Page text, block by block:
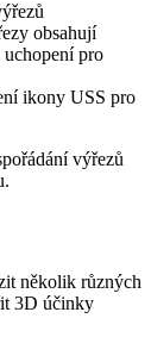
obsahují
uchopení pro
ikony USS pro
výřezů
několik různých
3D účinky